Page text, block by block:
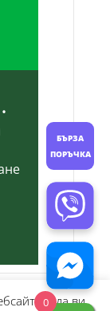
за да ви
0
БЪРЗА
ПОРЪЧКА